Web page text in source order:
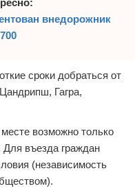
внедорожник
сроки добраться от
Гагра,
возможно только
въезда граждан
(независимость